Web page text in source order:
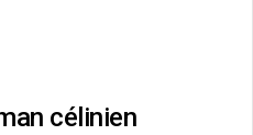
célinien